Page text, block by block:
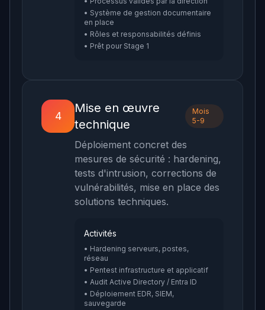
• Système de gestion documentaire
en place
• Rôles et responsabilités définis
• Prêt pour Stage 1
4
Mise en œuvre
technique
Mois
5-9
Déploiement concret des
mesures de sécurité : hardening,
tests d'intrusion, corrections de
vulnérabilités, mise en place des
solutions techniques.
Activités
• Hardening serveurs, postes,
réseau
• Pentest infrastructure et applicatif
• Audit Active Directory / Entra ID
• Déploiement EDR, SIEM,
sauvegarde